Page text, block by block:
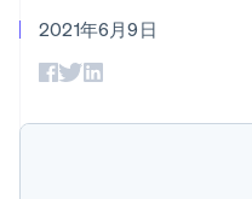
決済手段
済手段を利用
対面支払い
業種別
と管理
ニュース
2021年6月9日